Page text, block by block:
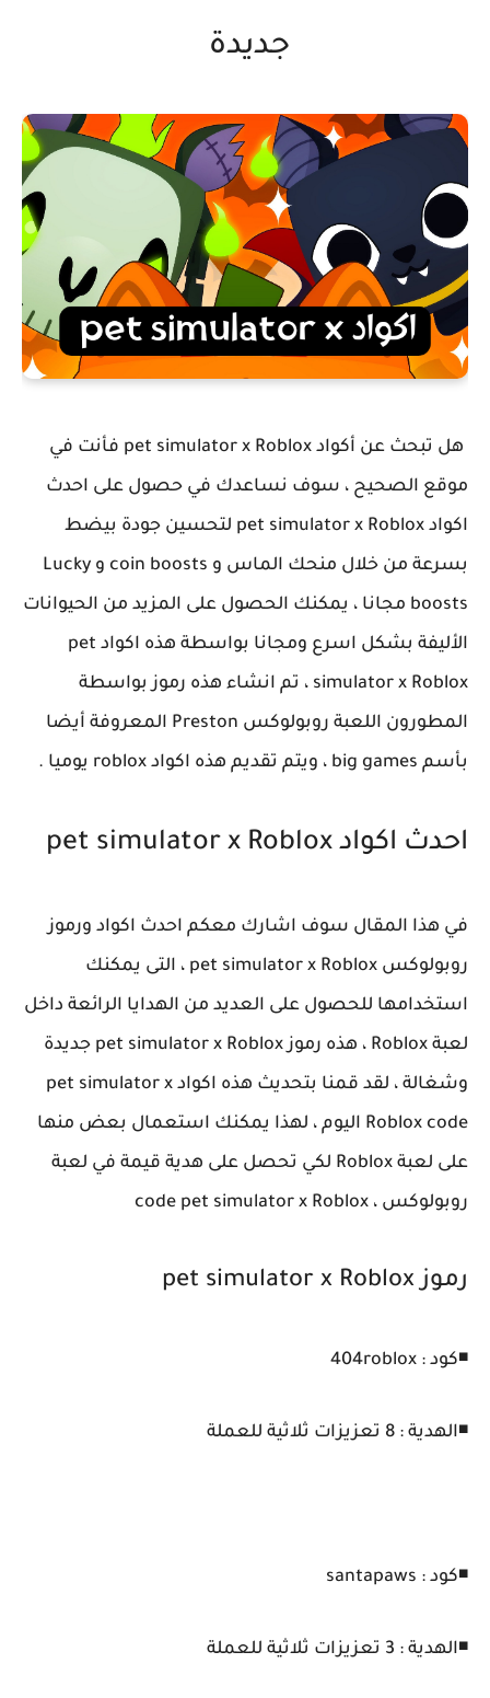
جديدة
هل تبحث عن أكواد pet simulator x Roblox فأنت في
موقع الصحيح ، سوف نساعدك في حصول على احدث
اكواد pet simulator x Roblox لتحسين جودة بيضط
بسرعة من خلال منحك الماس و coin boosts و Lucky
boosts مجانا ، يمكنك الحصول على المزيد من الحيوانات
الأليفة بشكل اسرع ومجانا بواسطة هذه اكواد pet
simulator x Roblox ، تم انشاء هذه رموز بواسطة
المطورون اللعبة روبولوكس Preston المعروفة أيضا
بأسم big games ، ويتم تقديم هذه اكواد roblox يوميا .
احدث اكواد pet simulator x Roblox
في هذا المقال سوف اشارك معكم احدث اكواد ورموز
روبولوكس pet simulator x Roblox ، التى يمكنك
استخدامها للحصول على العديد من الهدايا الرائعة داخل
لعبة Roblox ، هذه رموز pet simulator x Roblox جديدة
وشغالة ، لقد قمنا بتحديث هذه اكواد pet simulator x
Roblox code اليوم ، لهذا يمكنك استعمال بعض منها
على لعبة Roblox لكي تحصل على هدية قيمة في لعبة
روبولوكس ، code pet simulator x Roblox
رموز pet simulator x Roblox
◾كود : 404roblox
◾الهدية : 8 تعزيزات ثلاثية للعملة
◾كود : santapaws
◾الهدية : 3 تعزيزات ثلاثية للعملة